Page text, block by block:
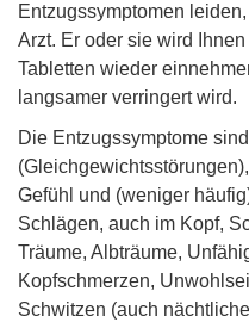
Entzugssymptomen
Arzt. Er oder sie wird
Tabletten wieder
langsamer verringert wird.
Die Entzugssymptome
Gefühl und (weniger
Schlägen, auch im Kopf,
Träume, Albträume,
Kopfschmerzen,
Schwitzen (auch